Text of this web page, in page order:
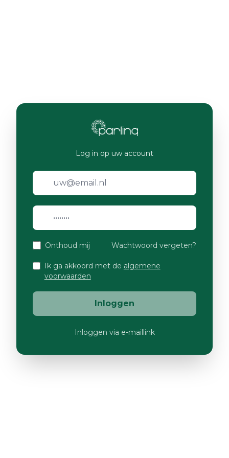
Log in op uw account
Onthoud mij Wachtwoord vergeten?
Ik ga akkoord met de algemene
voorwaarden
Inloggen
Inloggen via e-maillink